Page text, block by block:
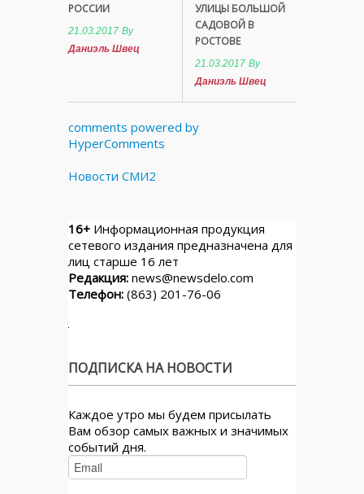
РОССИИ
21.03.2017 By
Даниэль Швец
УЛИЦЫ БОЛЬШОЙ
САДОВОЙ В
РОСТОВЕ
21.03.2017 By
Даниэль Швец
comments powered by
HyperComments
Новости СМИ2
16+ Информационная продукция
сетевого издания предназначена для
лиц старше 16 лет
Редакция: news@newsdelo.com
Телефон: (863) 201-76-06
ПОДПИСКА НА НОВОСТИ
Каждое утро мы будем присылать
Вам обзор самых важных и значимых
событий дня.